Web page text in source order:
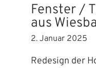
Fenster /
aus
2. Januar 2025
Redesign der